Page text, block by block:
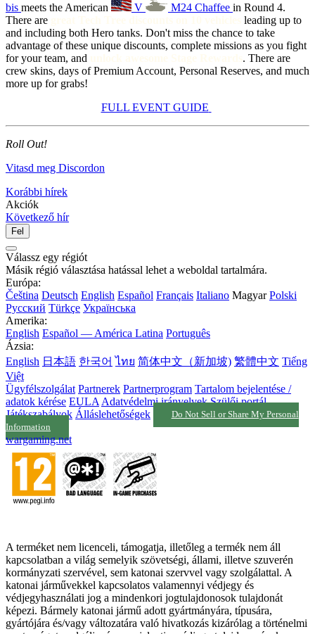
bis meets the American V M24 Chaffee in Round 4.
There are
leading up to
and including both Hero tanks. Don't miss the chance to take
advantage of these unique discounts, complete missions as you fight
for your team, and
. There are
crew skins, days of Premium Account, Personal Reserves, and much
more up for grabs!
FULL EVENT GUIDE
Roll Out!
Vitasd meg Discordon
Korábbi hírek
Akciók
Következő hír
Fel
Válassz egy régiót
Másik régió választása hatással lehet a weboldal tartalmára.
Európa:
Čeština Deutsch English Español Français Italiano Magyar Polski
Русский Türkçe Українська
Amerika:
English Español — América Latina Português
Ázsia:
English 日本語 한국어 ไทย 简体中文（新加坡) 繁體中文 Tiếng
Việt
Ügyfélszolgálat Partnerek Partnerprogram Tartalom bejelentése /
adatok kérése EULA Adatvédelmi irányelvek Szülői portál
Játékszabályok Álláslehetőségek
Do Not Sell or Share My Personal
Information
wargaming.net
A terméket nem licenceli, támogatja, illetőleg a termék nem áll
kapcsolatban a világ semelyik szövetségi, állami, illetve szuverén
kormányzati szervével, sem katonai szervvel vagy szolgálattal. A
katonai járművekkel kapcsolatos valamennyi védjegy és
védjegyhasználati jog a mindenkori jogtulajdonosok tulajdonát
képezi. Bármely katonai jármű adott gyártmányára, típusára,
gyártójára és/vagy változatára való hivatkozás kizárólag a történelmi